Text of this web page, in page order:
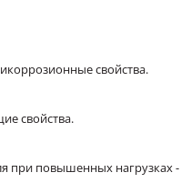
свойства.
свойства.
при повышенных нагрузках -